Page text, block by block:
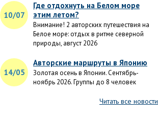
10/07
Где отдохнуть на Белом море
этим летом?
Внимание! 2 авторских путешествия на
Белое море: отдых в ритме северной
природы, август 2026
14/05
Авторские маршруты в Японию
Золотая осень в Японии. Сентябрь-
ноябрь 2026. Группы до 8 человек
Читать все новости